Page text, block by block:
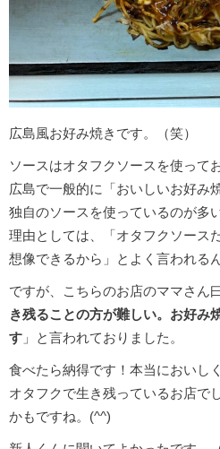
広島風お好み焼きです。（笑）
ソースはオタフクソースを使って
広島で一般的に「おいしいお好み
独自のソースを使っているのが多
理由としては、「オタフクソース
想像できるから」とよく言われる
ですが、こちらのお店のママさん
き残ることの方が難しい。お好み
す 」と言われておりました。
食べたら納得です！本当においし
オタフクで生き残っているお店で
かもですね。(^^)